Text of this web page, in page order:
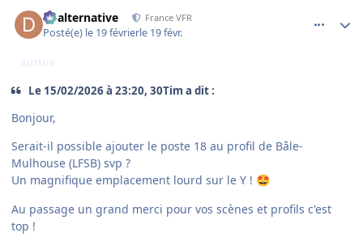
dbalternative France VFR
Posté(e) le 19 févrierle 19 févr.
AUTEUR
Le 15/02/2026 à 23:20, 30Tim a dit :
Bonjour,
Serait-il possible ajouter le poste 18 au profil de Bâle-
Mulhouse (LFSB) svp ?
Un magnifique emplacement lourd sur le Y ! 🤩
Au passage un grand merci pour vos scènes et profils c'est
top !